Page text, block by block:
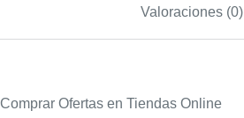
Valoraciones (0)
Comprar Ofertas en Tiendas Online